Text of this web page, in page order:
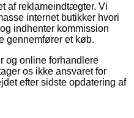
af reklameindtægter. Vi
internet butikker hvori
indhenter kommission
gennemfører et køb.
og online forhandlere
os ikke ansvaret for
efter sidste opdatering af